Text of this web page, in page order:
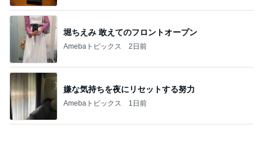
堀ちえみ 敢えてのフロントオープン
Amebaトピックス 2日前
嫌な気持ちを夜にリセットする努力
Amebaトピックス 1日前